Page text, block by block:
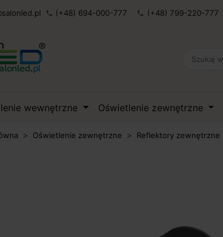
phone (+48) 694-000-777 phone (+48) 799-220-777
wewnętrzne Oświetlenie zewnętrzne
Oświetlenie zewnętrzne Reflektory zewnętrzne